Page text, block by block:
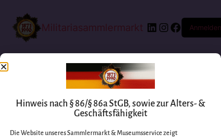
Militariasammlermarkt Anmelden
Hinweis nach § 86/§ 86a StGB, sowie zur Alters- &
Geschäftsfähigkeit
Die Website unseres Sammlermarkt & Museumsservice zeigt